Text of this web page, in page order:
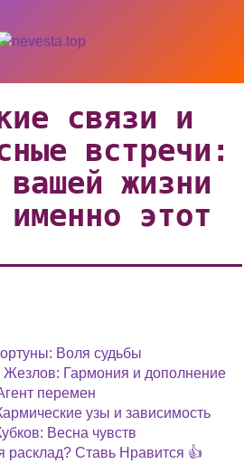
связи и
встречи:
жизни
именно этот
Воля судьбы
Жезлов: Гармония и дополнение
перемен
узы и зависимость
Весна чувств
расклад? Ставь Нравится 👍